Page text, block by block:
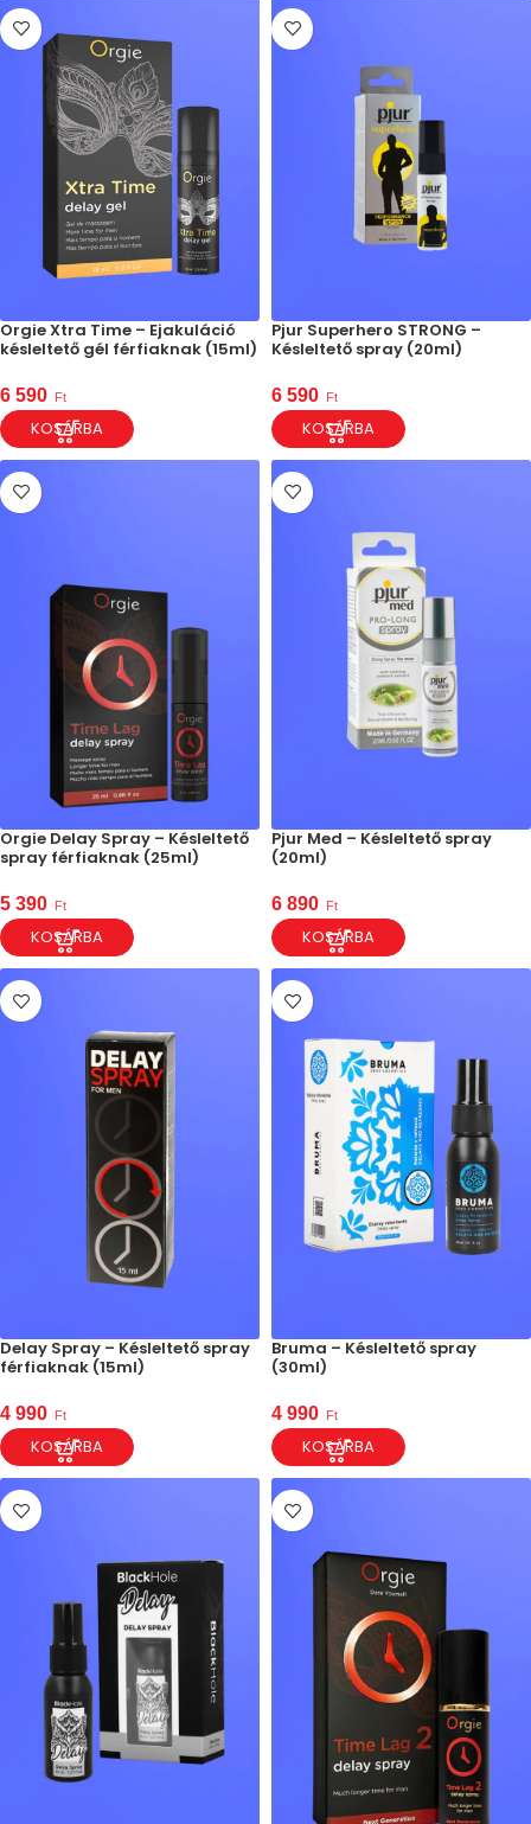
Orgie Xtra Time – Ejakuláció
késleltető gél férfiaknak (15ml)
6 590 Ft
KOSÁRBA
Pjur Superhero STRONG –
Késleltető spray (20ml)
6 590 Ft
KOSÁRBA
Orgie Delay Spray – Késleltető
spray férfiaknak (25ml)
5 390 Ft
KOSÁRBA
Pjur Med – Késleltető spray
(20ml)
6 890 Ft
KOSÁRBA
Delay Spray – Késleltető spray
férfiaknak (15ml)
4 990 Ft
KOSÁRBA
Bruma – Késleltető spray
(30ml)
4 990 Ft
KOSÁRBA